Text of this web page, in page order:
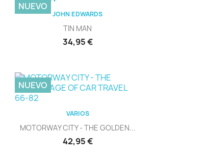
Vista rápida
JOHN EDWARDS
TIN MAN
Precio
34,95 €
NUEVO
Vista rápida
VARIOS
MOTORWAY CITY - THE GOLDEN...
Precio
42,95 €
NUEVO